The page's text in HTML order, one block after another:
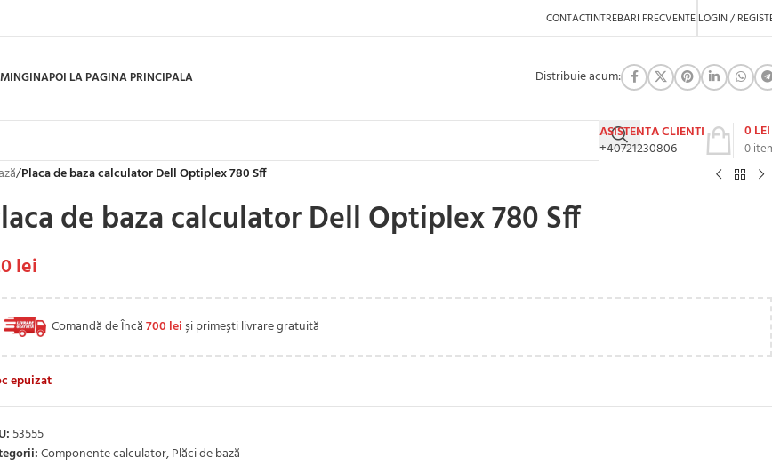
CONTACTINTREBARI FRECVENTE LOGIN /
INAPOI LA PAGINA PRINCIPALA Distribuie acum:
ASISTENTA CLIENTI
+40721230806
0
0 LEI
/Placa de baza calculator Dell Optiplex 780 Sff
de baza calculator Dell Optiplex 780 Sff
lei
Comandă de Încă700 leiși primești livrare gratuită
epuizat
53555
Componente calculator,Plăci de bază